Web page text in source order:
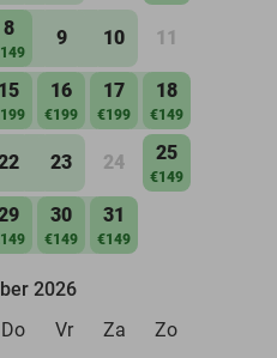
8 9 10 11
15 16
€199
17
€199
18
€149
23 24 25
€149
30
€149
31
€149
2026
Do Vr Za Zo